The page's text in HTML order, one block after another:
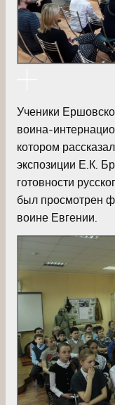
Ученики
воина-
котором
экспозиции Е.К.
готовности
был просмотрен
воине Евгении.